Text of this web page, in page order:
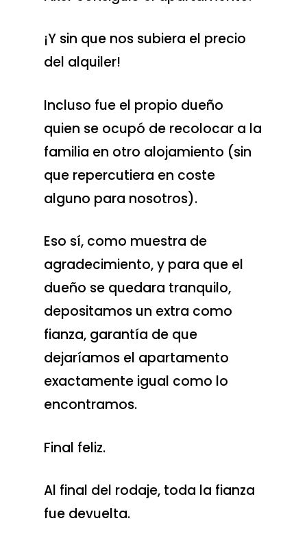
¡Y sin que nos subiera el precio
del alquiler!
Incluso fue el propio dueño
quien se ocupó de recolocar a la
familia en otro alojamiento (sin
que repercutiera en coste
alguno para nosotros).
Eso sí, como muestra de
agradecimiento, y para que el
dueño se quedara tranquilo,
depositamos un extra como
fianza, garantía de que
dejaríamos el apartamento
exactamente igual como lo
encontramos.
Final feliz.
Al final del rodaje, toda la fianza
fue devuelta.
Scouting de
Contratación de